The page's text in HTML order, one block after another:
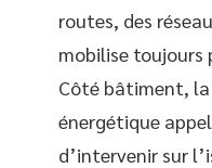
routes, des
mobilise toujours
Côté bâtiment,
énergétique
d’intervenir sur